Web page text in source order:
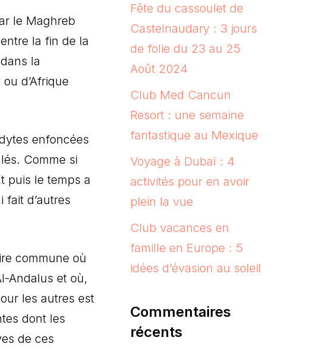
le Maghreb
la fin de la
la
d’Afrique
enfoncées
Comme si
puis le temps a
fait d’autres
commune où
Andalus et où,
les autres est
dont les
de ces
Fête du cassoulet de
Castelnaudary : 3 jours
de folie du 23 au 25
Août 2024
Club Med Cancun
Resort : une semaine
fantastique au Mexique
Voyage à Dubaï : 4
activités pour en avoir
plein la vue
Club vacances en
famille en Europe : 5
idées d’évasion au soleil
Commentaires
récents